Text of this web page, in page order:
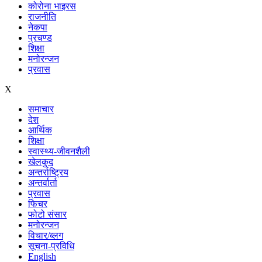
कोरोना भाइरस
राजनीति
नेकपा
प्रचण्ड
शिक्षा
मनोरन्जन
प्रवास
X
समाचार
देश
आर्थिक
शिक्षा
स्वास्थ्य-जीवनशैली
खेलकुद
अन्तर्राष्ट्रिय
अन्तर्वार्ता
प्रवास
फिचर
फोटो संसार
मनोरन्जन
विचार/ब्लग
सूचना-प्रविधि
English